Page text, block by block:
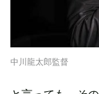
中川龍太郎監督